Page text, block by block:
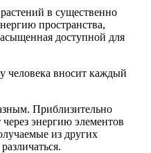
в существенно
пространства,
доступной для
человека вносит каждый
Приблизительно
энергию элементов
из других